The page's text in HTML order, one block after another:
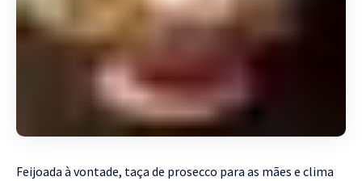
Feijoada à vontade, taça de prosecco para as mães e clima